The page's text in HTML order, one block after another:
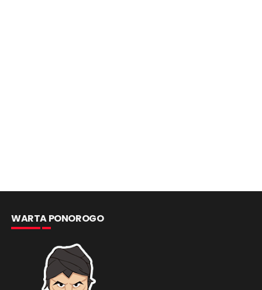
WARTA PONOROGO